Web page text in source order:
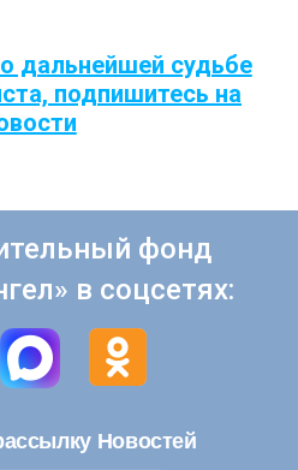
дальнейшей судьбе
подпишитесь на
фонд
в соцсетях:
Новостей